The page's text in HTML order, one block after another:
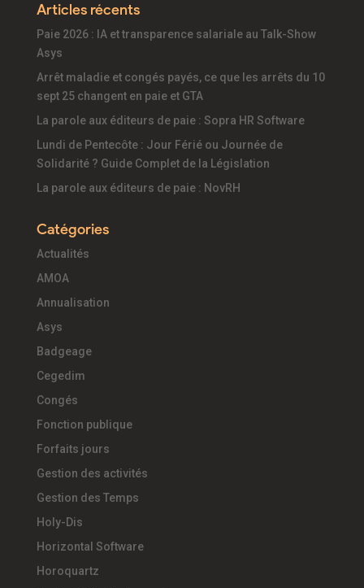
Articles récents
Paie 2026 : IA et transparence salariale au Talk-Show
Asys
Arrêt maladie et congés payés, ce que les arrêts du 10
sept 25 changent en paie et GTA
La parole aux éditeurs de paie : Sopra HR Software
Lundi de Pentecôte : Jour Férié ou Journée de
Solidarité ? Guide Complet de la Législation
La parole aux éditeurs de paie : NovRH
Catégories
Actualités
AMOA
Annualisation
Asys
Badgeage
Cegedim
Congés
Fonction publique
Forfaits jours
Gestion des activités
Gestion des Temps
Holy-Dis
Horizontal Software
Horoquartz